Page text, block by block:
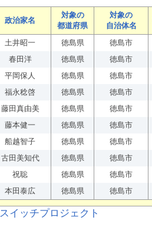
政治家名
対象の
都道府県
対象の
自治体名
土井昭一 徳島県 徳島市
春田洋 徳島県 徳島市
平岡保人 徳島県 徳島市
福永稔啓 徳島県 徳島市
藤田真由美 徳島県 徳島市
藤本健一 徳島県 徳島市
船越智子 徳島県 徳島市
古田美知代 徳島県 徳島市
祝聡 徳島県 徳島市
本田泰広 徳島県 徳島市